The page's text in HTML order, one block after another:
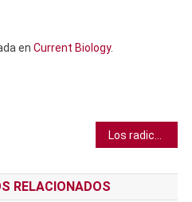
en Current Biology.
RELACIONADOS